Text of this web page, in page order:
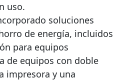
uso.
soluciones
de energía, incluidos
para equipos
de equipos con doble
impresora y una